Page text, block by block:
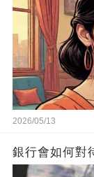
2026/05/13
銀行會如何對